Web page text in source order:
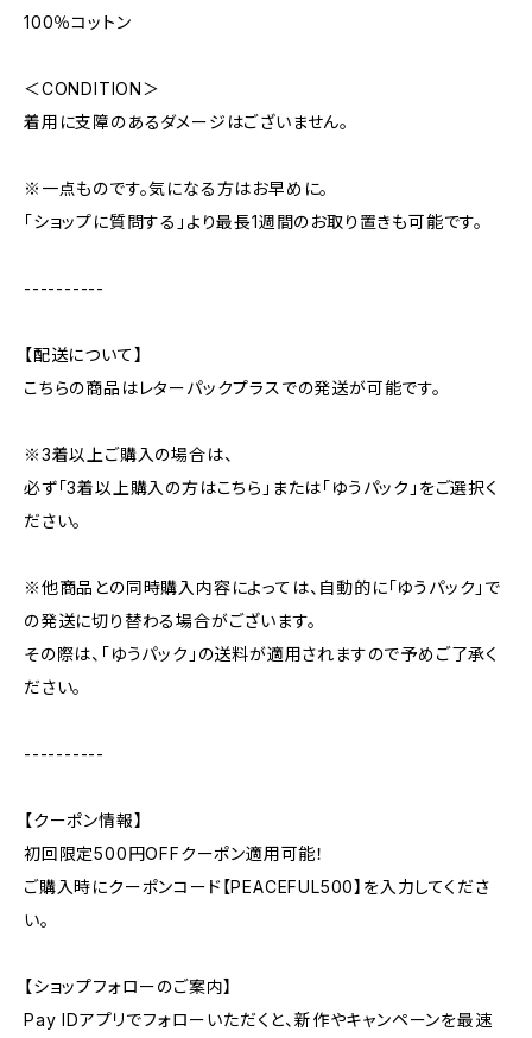
100％コットン
＜CONDITION＞
着用に支障のあるダメージはございません。
※一点ものです。気になる方はお早めに。
「ショップに質問する」より最長1週間のお取り置きも可能です。
----------
【配送について】
こちらの商品はレターパックプラスでの発送が可能です。
※3着以上ご購入の場合は、
必ず「3着以上購入の方はこちら」または「ゆうパック」をご選択く
ださい。
※他商品との同時購入内容によっては、自動的に「ゆうパック」で
の発送に切り替わる場合がございます。
その際は、「ゆうパック」の送料が適用されますので予めご了承く
ださい。
----------
【クーポン情報】
初回限定500円OFFクーポン適用可能！
ご購入時にクーポンコード【PEACEFUL500】を入力してくださ
い。
【ショップフォローのご案内】
Pay IDアプリでフォローいただくと、新作やキャンペーンを最速